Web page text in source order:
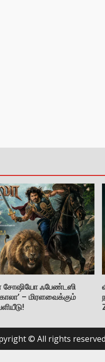
சோஷியோ ஃபேண்டஸி
– மிரளவைக்கும்
© All rights reserved